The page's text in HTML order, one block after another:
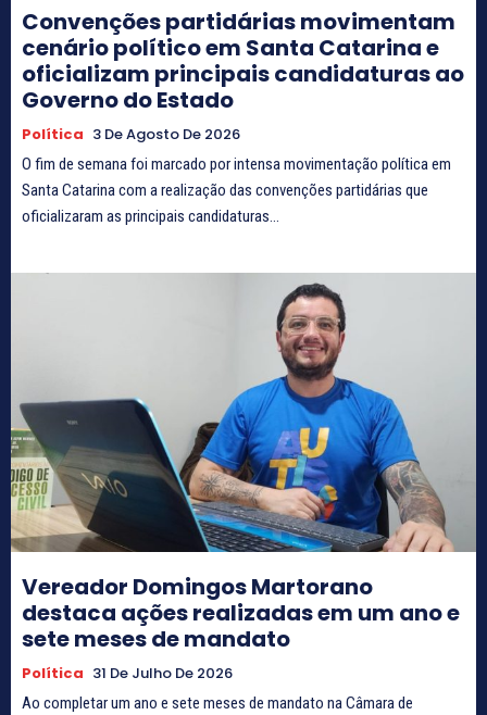
Convenções partidárias movimentam
cenário político em Santa Catarina e
oficializam principais candidaturas ao
Governo do Estado
Política 3 De Agosto De 2026
O fim de semana foi marcado por intensa movimentação política em
Santa Catarina com a realização das convenções partidárias que
oficializaram as principais candidaturas...
Vereador Domingos Martorano
destaca ações realizadas em um ano e
sete meses de mandato
Política 31 De Julho De 2026
Ao completar um ano e sete meses de mandato na Câmara de